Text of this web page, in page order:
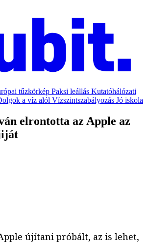
tűzkörkép Paksi leállás Kutatóhálózati
a víz alól Vízszintszabályozás Jó iskola
elrontotta az Apple az
újítani próbált, az is lehet,